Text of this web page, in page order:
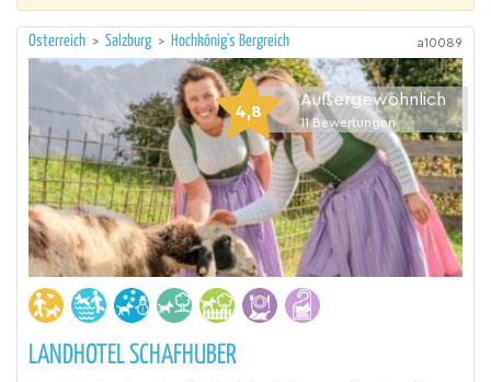
Österreich > Salzburg > Hochkönig's Bergreich a10089
4,8
Außergewöhnlich
11 Bewertungen
LANDHOTEL SCHAFHUBER